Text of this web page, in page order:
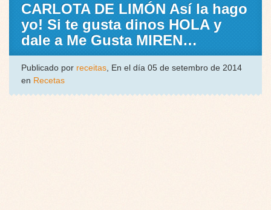
CARLOTA DE LIMÓN Así la hago
yo! Si te gusta dinos HOLA y
dale a Me Gusta MIREN…
Publicado por receitas, En el día 05 de setembro de 2014
en Recetas